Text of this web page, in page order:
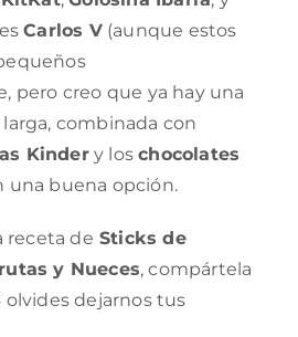
Carlos V(aunque estos
pero creo que ya hay una
combinada con
Kindery loschocolates
una buena opción.
receta de Sticks de
y Nueces, compártela
olvides dejarnos tus